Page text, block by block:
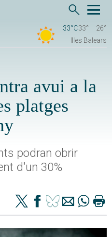
33°C33°
26°
Illes Balears
avui a la
platges
podran obrir
d'un 30%